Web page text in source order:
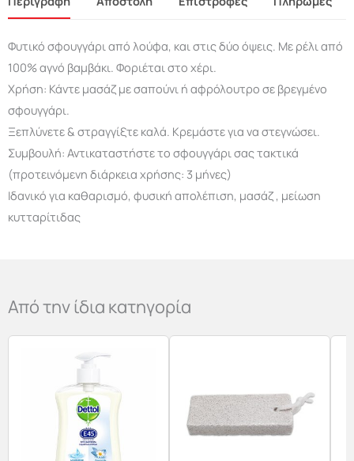
Φυτικό σφουγγάρι από λούφα, και στις δύο όψεις. Με ρέλι από
100% αγνό βαμβάκι. Φοριέται στο χέρι.
Χρήση: Κάντε μασάζ με σαπούνι ή αφρόλουτρο σε βρεγμένο
σφουγγάρι.
Ξεπλύνετε & στραγγίξτε καλά. Κρεμάστε για να στεγνώσει.
Συμβουλή: Αντικαταστήστε το σφουγγάρι σας τακτικά
(προτεινόμενη διάρκεια χρήσης: 3 μήνες)
Ιδανικό για καθαρισμό, φυσική απολέπιση, μασάζ , μείωση
κυτταρίτιδας
Από την ίδια κατηγορία